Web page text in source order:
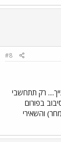
#8
רק תתחשבי
ב-6.30. עשי לך סיבוב בפורום
והשאירי